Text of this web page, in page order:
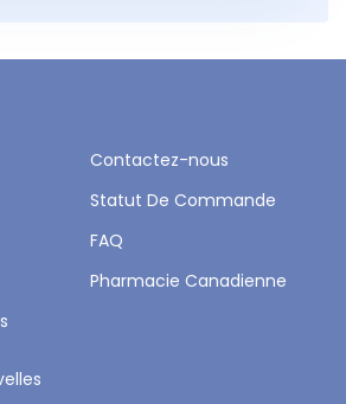
Contactez-nous
Statut De Commande
FAQ
Pharmacie Canadienne